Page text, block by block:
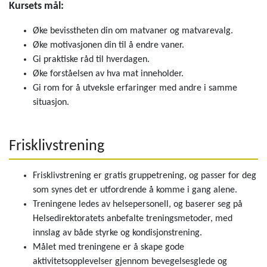
Kursets mål:
Øke bevisstheten din om matvaner og matvarevalg.
Øke motivasjonen din til å endre vaner.
Gi praktiske råd til hverdagen.
Øke forståelsen av hva mat inneholder.
Gi rom for å utveksle erfaringer med andre i samme
situasjon.
Frisklivstrening
Frisklivstrening er gratis gruppetrening, og passer for deg
som synes det er utfordrende å komme i gang alene.
Treningene ledes av helsepersonell, og baserer seg på
Helsedirektoratets anbefalte treningsmetoder, med
innslag av både styrke og kondisjonstrening.
Målet med treningene er å skape gode
aktivitetsopplevelser gjennom bevegelsesglede og